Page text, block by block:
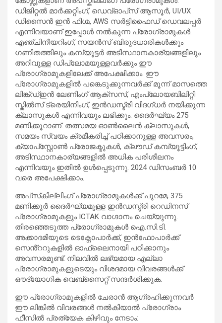
ഡിജിറ്റൽ മാർക്കറ്റിംഗ്, ഡെവ്‌ഓപ്‌സ് ആസൂർ, UI/UX
ഡിസൈൻ ഇൻ ഫിഗ്മ, AWS സർട്ടിഫൈഡ് ഡെവലപ്പർ
എന്നിവയാണ് ഇപ്പോൾ നൽകുന്ന പ്രോഗ്രാമുകൾ.
എഞ്ചിനീയറിംഗ്, സയൻസ് ബിരുദധാരികൾക്കും
ഗണിതത്തിലും കമ്പ്യൂട്ടർ അടിസ്ഥാനകാര്യങ്ങളിലും
അറിവുള്ള ഡിപ്ലോമയുള്ളവർക്കും ഈ
പ്രോഗ്രാമുകളിലേക്ക് അപേക്ഷിക്കാം. ഈ
പ്രോഗ്രാമുകളിൽ പങ്കെടുക്കുന്നവർക്ക് മൂന്ന് മാസത്തെ
ലിങ്ക്ഡ്ഇൻ ലേണിംഗ് ആക്‌സസ്, എംപ്ലോയബിലിറ്റി
സ്കിൽസ് ട്രെയിനിംഗ്, ഇൻഡസ്ട്രി വിദഗ്ധർ നയിക്കുന്ന
ക്ലാസുകൾ എന്നിവയും ലഭിക്കും. ദൈർഘ്യം 275
മണിക്കൂറാണ്. തത്സമയ ഓൺലൈൻ ക്ലാസുകൾ,
സമയം സ്വയം ക്രമീകരിച്ച് പഠിക്കാനുള്ള അവസരം,
ക്യാപ്‌സ്റ്റോൺ പ്രോജക്ടുകൾ, ക്ലൗഡ് കമ്പ്യൂട്ടിംഗ്,
അടിസ്ഥാനകാര്യങ്ങളിൽ അധിക പരിശീലനം
എന്നിവയും ഇതിൽ ഉൾപ്പെടുന്നു. 2024 ഡിസംബർ 10
വരെ അപേക്ഷിക്കാം.
അപ്‌സ്‌കില്ലിംഗ് പ്രോഗ്രാമുകൾക്ക് പുറമേ, 375
മണിക്കൂർ ദൈർഘ്യമുള്ള ഇൻഡസ്ട്രി റെഡിനസ്
പ്രോഗ്രാമുകളും ICTAK വാഗ്ദാനം ചെയ്യുന്നു.
തിരഞ്ഞെടുത്ത പ്രോഗ്രാമുകൾ ഐ.സി.ടി.
അക്കാദമിയുടെ ടെക്നോപാർക്ക്, ഇൻഫോപാർക്ക്
സെൻ്ററുകളിൽ ഓഫ്‌ലൈനായി പഠിക്കാനും
അവസരമുണ്ട്. നിലവിൽ ലഭ്യമായ എല്ലാ
പ്രോഗ്രാമുകളുടെയും വിശദമായ വിവരങ്ങൾക്ക്
ഔദ്യോഗിക വെബ്സൈറ്റ് സന്ദർശിക്കുക.
ഈ പ്രോഗ്രാമുകളിൽ ചേരാൻ ആഗ്രഹിക്കുന്നവർ
ഈ ലിങ്കിൽ വിവരങ്ങൾ നൽകിയാൽ പ്രോഗ്രാം
ഫീസിൽ പ്രത്യേക കിഴിവും നേടാം: